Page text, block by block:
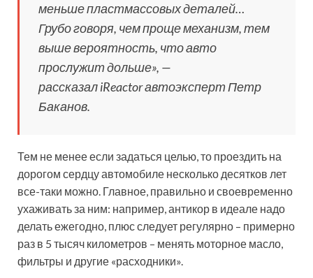
меньше пластмассовых деталей…
Грубо говоря, чем проще механизм, тем
выше вероятность, что авто
прослужит дольше», —
рассказал iReactor автоэксперт Петр
Баканов.
Тем не менее если задаться целью, то проездить на
дорогом сердцу автомобиле несколько десятков лет
все-таки можно. Главное, правильно и своевременно
ухаживать за ним: например, антикор в идеале надо
делать ежегодно, плюс следует регулярно – примерно
раз в 5 тысяч километров – менять моторное масло,
фильтры и другие «расходники».